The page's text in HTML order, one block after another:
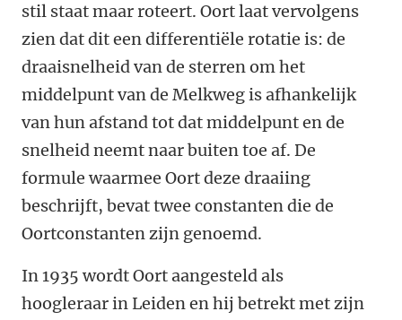
stil staat maar roteert. Oort laat vervolgens
zien dat dit een differentiële rotatie is: de
draaisnelheid van de sterren om het
middelpunt van de Melkweg is afhankelijk
van hun afstand tot dat middelpunt en de
snelheid neemt naar buiten toe af. De
formule waarmee Oort deze draaiing
beschrijft, bevat twee constanten die de
Oortconstanten zijn genoemd.
In 1935 wordt Oort aangesteld als
hoogleraar in Leiden en hij betrekt met zijn